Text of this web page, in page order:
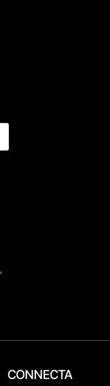
CONNECTA